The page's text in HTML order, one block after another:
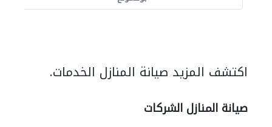
اكتشف المزيد صيانة المنازل الخدمات.
صيانة المنازل الشركات